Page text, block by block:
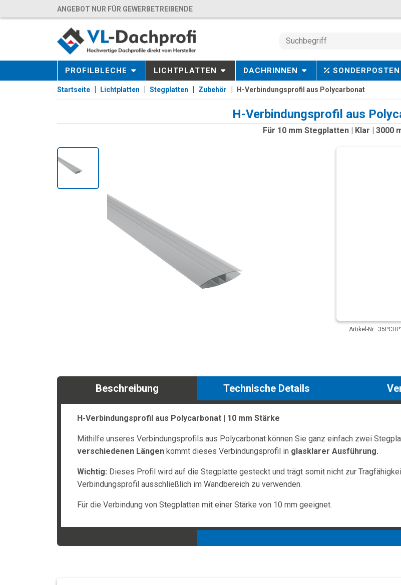
ANGEBOT NUR FÜR GEWERBETREIBENDE
PROFILBLECHE LICHTPLATTEN DACHRINNEN SONDERPOSTEN
Startseite Lichtplatten Stegplatten Zubehör H-Verbindungsprofil aus Polycarbonat
H-Verbindungsprofil aus
Für 10 mm Stegplatten | Klar | 3000
Artikel-Nr.:
Beschreibung Technische Details
H-Verbindungsprofil aus Polycarbonat | 10 mm Stärke
Mithilfe unseres Verbindungsprofils aus Polycarbonat können Sie ganz einfach zwei
verschiedenen Längenkommt dieses Verbindungsprofil in glasklarer Ausführung.
Wichtig: Dieses Profil wird auf die Stegplatte gesteckt und trägt somit nicht zur
Verbindungsprofil ausschließlich im Wandbereich zu verwenden.
Für die Verbindung von Stegplatten mit einer Stärke von 10 mm geeignet.